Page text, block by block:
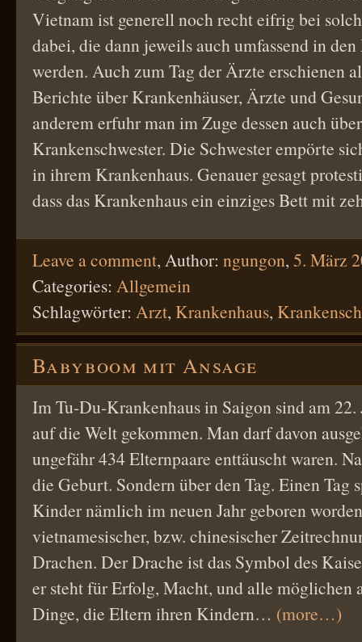
Vietnam ist generell noch recht eifrig bei
dabei, die dann jeweils auch umfassend in
werden. Auch zum Tag der Ärzte erschienen
Berichte über Krankenhäuser, Ärzte und
anderem erfuhr man im Zuge dessen auch
Krankenschwester. Die Schwester empörte
in ihrem Krankenhaus. Genauer gesagt
dass das Krankenhaus ein einziges Bett mit
Leave a comment, Author: ngungon, 5. März
Categories: Allgemein
Schlagwörter: Arzt, Krankenhaus,
Babyboom mit Ansage
Im Tu-Du-Krankenhaus in Saigon sind am 22.
auf die Welt gekommen. Man darf davon
ungefähr 434 Elternpaare enttäuscht waren.
die Geburt. Sondern über den Tag. Einen Tag
Kinder nämlich im neuen Jahr geboren
vietnamesischer, bzw. chinesischer
Drachen. Der Drache ist das Symbol des
er steht für Erfolg, Macht, und alle möglichen
Dinge, die Eltern ihren Kindern… (more…)